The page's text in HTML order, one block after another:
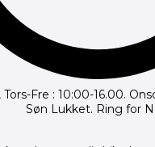
Tors-Fre : 10:00-16.00.
Søn Lukket. Ring for